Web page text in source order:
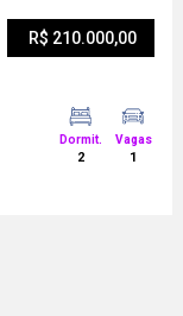
R$ 210.000,00
Dormit.
2
Vagas
1